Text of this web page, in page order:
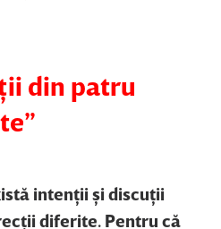
din patru
intenţii şi discuţii
diferite. Pentru că